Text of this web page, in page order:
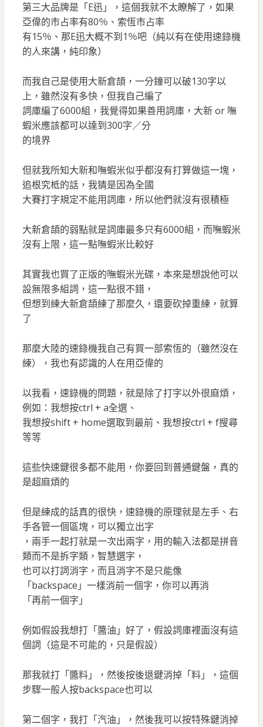
第三大品牌是「E迅」，這個我就不太瞭解了，如果
亞偉的市占率有80％、索恆市占率
有15％、那E迅大概不到1％吧（純以有在使用速錄機
的人來講，純印象）
而我自己是使用大新倉頡，一分鐘可以破130字以
上，雖然沒有多快，但我自己編了
詞庫編了6000組，我覺得如果善用詞庫，大新 or 嘸
蝦米應該都可以達到300字／分
的境界
但就我所知大新和嘸蝦米似乎都沒有打算做這一塊，
追根究柢的話，我猜是因為全國
大賽打字規定不能用詞庫，所以他們就沒有很積極
大新倉頡的弱點就是詞庫最多只有6000組，而嘸蝦米
沒有上限，這一點嘸蝦米比較好
其實我也買了正版的嘸蝦米光碟，本來是想說他可以
設無限多組詞，這一點很不錯，
但想到練大新倉頡練了那麼久，還要砍掉重練，就算
了
那麼大陸的速錄機我自己有買一部索恆的（雖然沒在
練），我也有認識的人在用亞偉的
以我看，速錄機的問題，就是除了打字以外很麻煩，
例如：我想按ctrl + a全選、
我想按shift + home選取到最前、我想按ctrl + f搜尋
等等
這些快速鍵很多都不能用，你要回到普通鍵盤，真的
是超麻煩的
但是練成的話真的很快，速錄機的原理就是左手、右
手各管一個區塊，可以獨立出字
，兩手一起打就是一次出兩字，用的輸入法都是拼音
類而不是拆字類，智慧選字，
也可以打詞消字，而且消字不是只能像
「backspace」一樣消前一個字，你可以再消
「再前一個字」
例如假設我想打「醬油」好了，假設詞庫裡面沒有這
個詞（這是不可能的，只是假設）
那我就打「醬料」，然後按後退鍵消掉「料」，這個
步驟一般人按backspace也可以
第二個字，我打「汽油」，然後我可以按特殊鍵消掉